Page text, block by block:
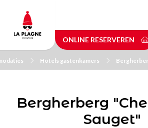
main
content
ONLINE RESERVEREN
Hotels gastenkamers
Bergherberg
Sauget"